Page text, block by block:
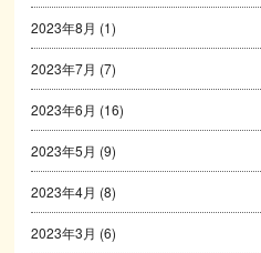
2023年8月 (1)
2023年7月 (7)
2023年6月 (16)
2023年5月 (9)
2023年4月 (8)
2023年3月 (6)